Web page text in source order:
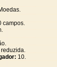
campos.
reduzida.
10.